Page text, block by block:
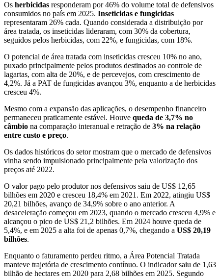
Os herbicidas responderam por 46% do volume total de defensivos
consumidos no país em 2025. Inseticidas e fungicidas
representaram 26% cada. Quando considerada a distribuição por
área tratada, os inseticidas lideraram, com 30% da cobertura,
seguidos pelos herbicidas, com 22%, e fungicidas, com 18%.
O potencial de área tratada com inseticidas cresceu 10% no ano,
puxado principalmente pelos produtos destinados ao controle de
lagartas, com alta de 20%, e de percevejos, com crescimento de
4,2%. Já a PAT de fungicidas avançou 3%, enquanto a de herbicidas
cresceu 4%.
Mesmo com a expansão das aplicações, o desempenho financeiro
permaneceu praticamente estável. Houve queda de 3,7% no
câmbio na comparação interanual e retração de 3% na relação
entre custo e preço.
Os dados históricos do setor mostram que o mercado de defensivos
vinha sendo impulsionado principalmente pela valorização dos
preços até 2022.
O valor pago pelo produtor nos defensivos saiu de US$ 12,65
bilhões em 2020 e cresceu 18,4% em 2021. Em 2022, atingiu US$
20,21 bilhões, avanço de 34,9% sobre o ano anterior. A
desaceleração começou em 2023, quando o mercado cresceu 4,9% e
alcançou o pico de US$ 21,2 bilhões. Em 2024 houve queda de
5,4%, e em 2025 a alta foi de apenas 0,7%, chegando a US$ 20,19
bilhões.
Enquanto o faturamento perdeu ritmo, a Área Potencial Tratada
manteve trajetória de crescimento contínuo. O indicador saiu de 1,63
bilhão de hectares em 2020 para 2,68 bilhões em 2025. Segundo